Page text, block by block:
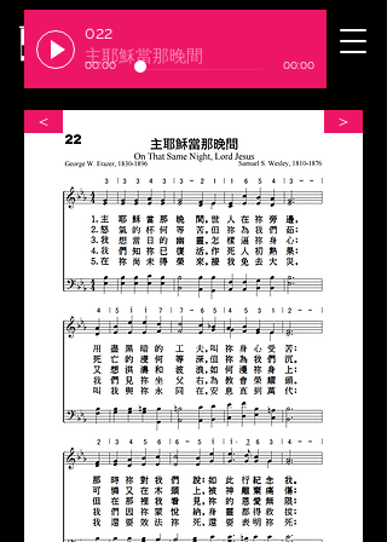
​臺北基督徒聚會處
022
主耶穌當那晚間
00:00 00:00
＜ ＞